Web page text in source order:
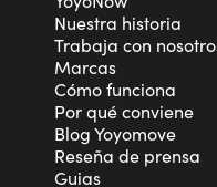
Nuestra historia
Trabaja con
Marcas
Cómo funciona
Por qué conviene
Blog Yoyomove
Reseña de prensa
Guias